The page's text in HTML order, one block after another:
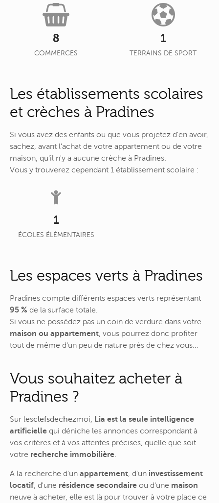
8
COMMERCES
1
TERRAINS DE SPORT
Les établissements scolaires
et crèches à Pradines
Si vous avez des enfants ou que vous projetez d'en avoir,
sachez, avant l'achat de votre appartement ou de votre
maison, qu'il n'y a aucune crèche à Pradines.
Vous y trouverez cependant 1 établissement scolaire :
1
ÉCOLES ÉLÉMENTAIRES
Les espaces verts à Pradines
Pradines compte différents espaces verts représentant
95 % de la surface totale.
Si vous ne possédez pas un coin de verdure dans votre
maison ou appartement, vous pourrez donc profiter
tout de même d'un peu de nature près de chez vous…
Vous souhaitez acheter à
Pradines ?
Sur lesclefsdechezmoi, Lia est la seule intelligence
artificielle qui déniche les annonces correspondant à
vos critères et à vos attentes précises, quelle que soit
votre recherche immobilière.
A la recherche d'un appartement, d'un investissement
locatif, d'une résidence secondaire ou d'une maison
neuve à acheter, elle est là pour trouver à votre place ce